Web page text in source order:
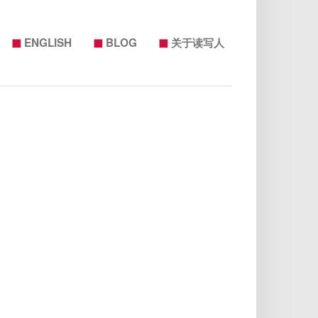
◼ ENGLISH ◼ BLOG ◼ 关于读写人